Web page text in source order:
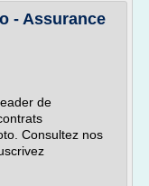
- Assurance
de
Consultez nos